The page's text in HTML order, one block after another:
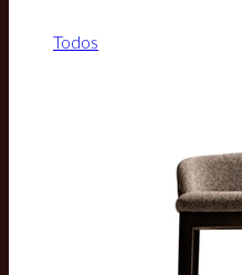
Todos